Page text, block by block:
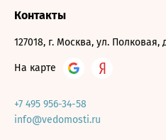
Контакты
127018, г. Москва, ул. Полковая,
На карте
+7 495 956-34-58
info@vedomosti.ru